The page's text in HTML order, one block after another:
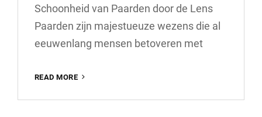
Schoonheid van Paarden door de Lens
Paarden zijn majestueuze wezens die al
eeuwenlang mensen betoveren met
READ MORE
MAGIE